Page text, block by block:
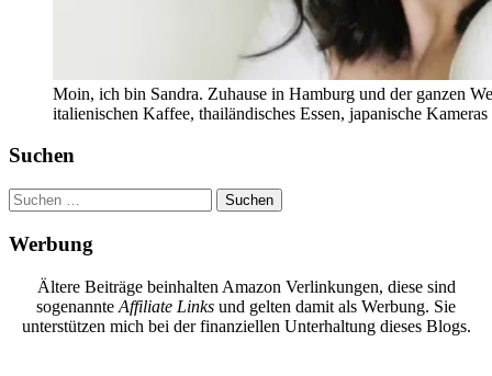
Moin, ich bin Sandra. Zuhause in Hamburg und der ganzen
italienischen Kaffee, thailändisches Essen, japanische
Suchen
Suchen
nach:
Werbung
Ältere Beiträge beinhalten Amazon Verlinkungen, diese sind
sogenannte Affiliate Links und gelten damit als Werbung. Sie
unterstützen mich bei der finanziellen Unterhaltung dieses Blogs.